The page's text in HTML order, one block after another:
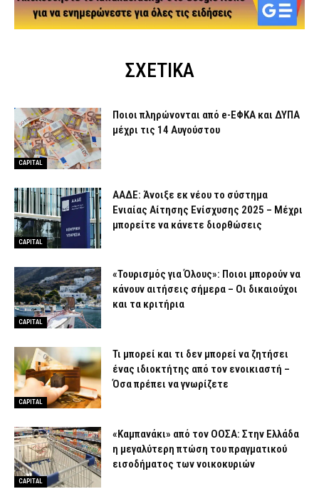
ΣΧΕΤΙΚΑ
CAPITAL
Ποιοι πληρώνονται από e-ΕΦΚΑ και ΔΥΠΑ
μέχρι τις 14 Αυγούστου
CAPITAL
ΑΑΔΕ: Άνοιξε εκ νέου το σύστημα
Ενιαίας Αίτησης Ενίσχυσης 2025 – Μέχρι
μπορείτε να κάνετε διορθώσεις
CAPITAL
«Τουρισμός για Όλους»: Ποιοι μπορούν να
κάνουν αιτήσεις σήμερα – Οι δικαιούχοι
και τα κριτήρια
CAPITAL
Τι μπορεί και τι δεν μπορεί να ζητήσει
ένας ιδιοκτήτης από τον ενοικιαστή –
Όσα πρέπει να γνωρίζετε
CAPITAL
«Καμπανάκι» από τον ΟΟΣΑ: Στην Ελλάδα
η μεγαλύτερη πτώση του πραγματικού
εισοδήματος των νοικοκυριών